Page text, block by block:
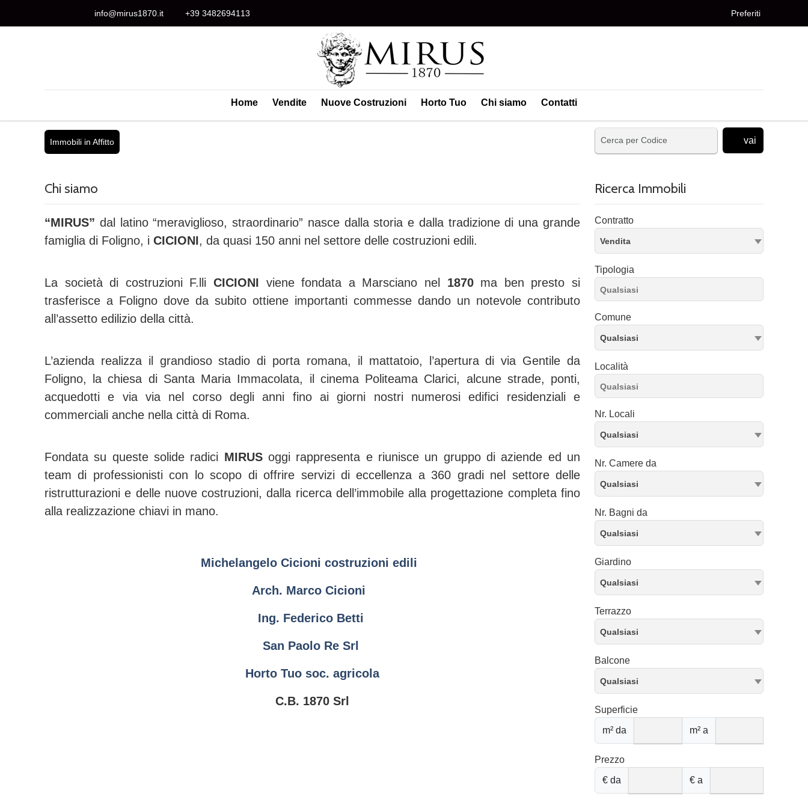
info@mirus1870.it +39 3482694113 Preferiti
Home Vendite Nuove Costruzioni Horto Tuo Chi siamo Contatti
Immobili in Affitto vai
Chi siamo
“MIRUS” dal latino “meraviglioso, straordinario” nasce dalla storia e dalla tradizione di unagrande
famiglia di Foligno, i CICIONI, da quasi 150 anni nel settore delle costruzioni edili.
La società di costruzioni F.lli CICIONI viene fondata a Marsciano nel 1870ma ben presto si
trasferisce a Foligno dove da subito ottiene importanti commesse dando un notevole contributo
all’assetto edilizio della città.
L’azienda realizza il grandioso stadio di porta romana, il mattatoio, l’apertura di via Gentile da
Foligno, la chiesa di Santa Maria Immacolata, il cinema Politeama Clarici, alcune strade, ponti,
acquedotti e via via nel corso degli anni fino ai giorni nostri numerosi edifici residenziali e
commerciali anche nella città di Roma.
Fondata su queste solide radici MIRUSoggi rappresenta e riunisce un gruppo di aziende ed un
team di professionisti con lo scopo di offrire servizi di eccellenza a 360 gradi nel settore delle
ristrutturazioni e delle nuove costruzioni, dalla ricerca dell’immobile alla progettazione completa fino
alla realizzazione chiavi in mano.
Michelangelo Cicioni costruzioni edili
Arch. Marco Cicioni
Ing. Federico Betti
San Paolo ReSrl
Horto Tuo soc. agricola
C.B. 1870 Srl
Ricerca Immobili
Contratto
Vendita
Tipologia
Comune
Qualsiasi
Località
Nr. Locali
Qualsiasi
Nr. Camere da
Qualsiasi
Nr. Bagni da
Qualsiasi
Giardino
Qualsiasi
Terrazzo
Qualsiasi
Balcone
Qualsiasi
Superficie
m² da
m² a
Prezzo
€ da
€ a